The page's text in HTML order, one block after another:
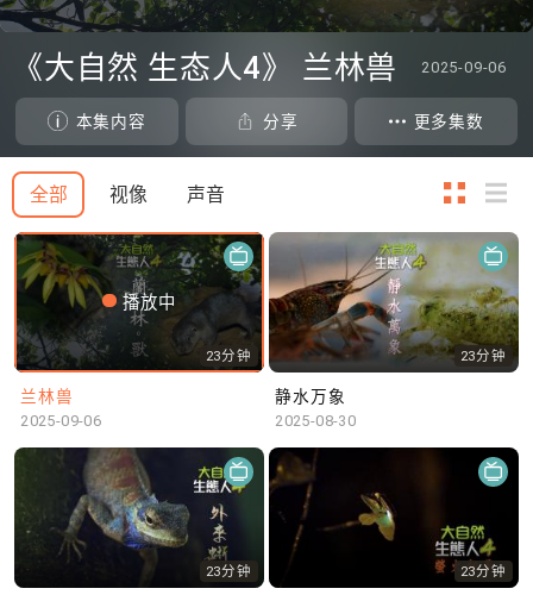
seconds
seconds
《大自然 生态人4》 兰林兽 2025-09-06
本集内容 分享 更多集数
全部 视像 声音
播放中
23分钟
兰林兽
2025-09-06
23分钟
静水万象
2025-08-30
23分钟 23分钟